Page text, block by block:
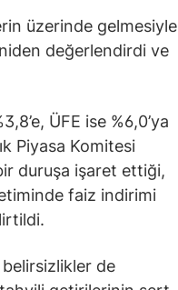
üzerinde gelmesiyle
değerlendirdi ve
ÜFE ise %6,0’ya
Piyasa Komitesi
duruşa işaret ettiği,
faiz indirimi
de